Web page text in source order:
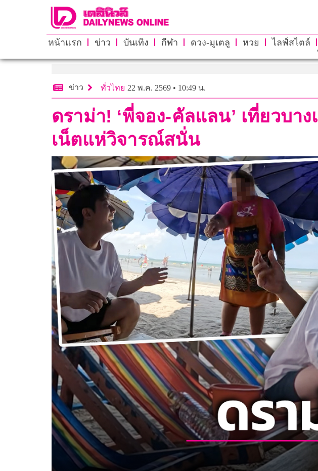
หน้าแรก ข่าว บันเทิง กีฬา ดวง-มูเตลู หวย ไลฟ์สไตล์
ข่าว ทั่วไทย 22 พ.ค. 2569 • 10:49 น.
ดราม่า! ‘พี่จอง-คัลแลน’ เที่ยวบา
เน็ตแห่วิจารณ์สนั่น